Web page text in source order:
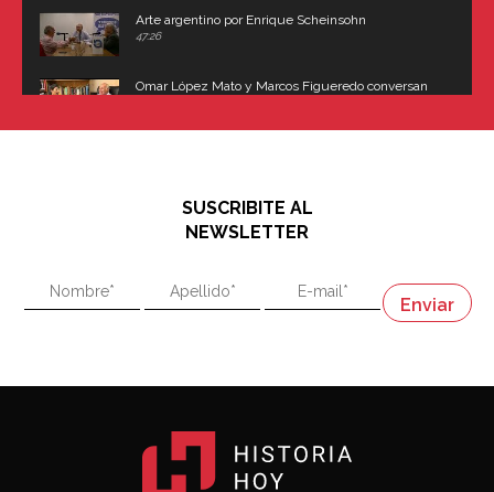
Arte argentino por Enrique Scheinsohn
47:26
Omar López Mato y Marcos Figueredo conversan
"En política, la estupidez no es una desventaja"
"En política, la estupidez no es una desventaja"
Napoleón
SUSCRIBITE AL
NEWSLETTER